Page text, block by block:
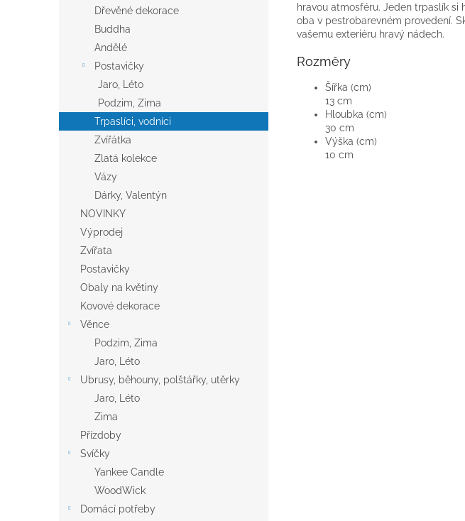
Dřevěné dekorace
Buddha
Andělé
Postavičky
Jaro, Léto
Podzim, Zima
Trpaslíci, vodníci
Zvířátka
Zlatá kolekce
Vázy
Dárky, Valentýn
NOVINKY
Výprodej
Zvířata
Postavičky
Obaly na květiny
Kovové dekorace
Věnce
Podzim, Zima
Jaro, Léto
Ubrusy, běhouny, polštářky, utěrky
Jaro, Léto
Zima
Přízdoby
Svíčky
Yankee Candle
WoodWick
Domácí potřeby
hravou atmosféru. Jeden trpaslík si
oba v pestrobarevném provedení.
vašemu exteriéru hravý nádech.
Rozměry
Šířka (cm)
13 cm
Hloubka (cm)
30 cm
Výška (cm)
10 cm